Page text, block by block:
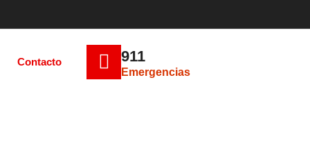
Contacto 911
Emergencias